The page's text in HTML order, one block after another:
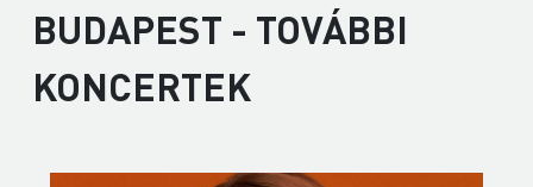
BUDAPEST - TOVÁBBI
KONCERTEK